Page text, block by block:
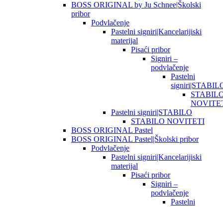
BOSS ORIGINAL by Ju Schnee|Školski
pribor
Podvlačenje
Pastelni signiri|Kancelarijiski
materijal
Pisaći pribor
Signiri –
podvlačenje
Pastelni
Pastelni signiri|STABILO
STABILO NOVITETI
BOSS ORIGINAL Pastel
BOSS ORIGINAL Pastel|Školski pribor
Podvlačenje
Pastelni signiri|Kancelarijiski
materijal
Pisaći pribor
Signiri –
podvlačenje
Pastelni